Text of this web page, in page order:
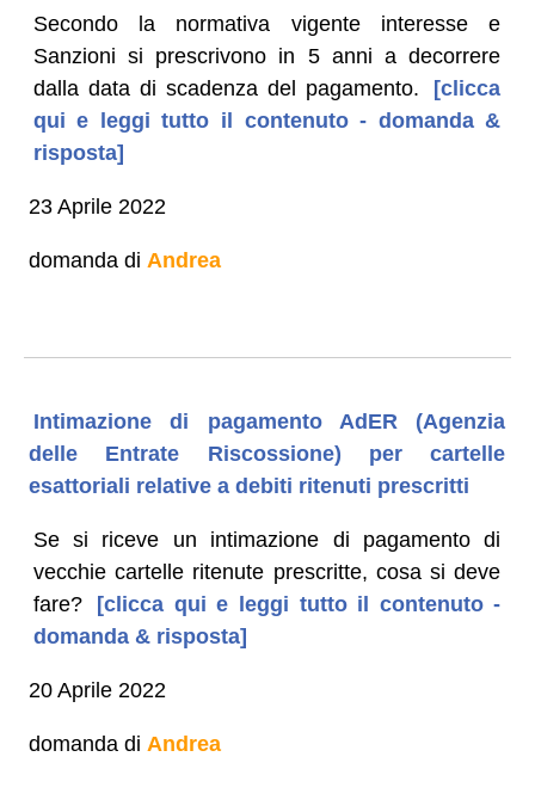
Secondo la normativa vigente interesse e
Sanzioni si prescrivono in 5 anni a decorrere
dalla data di scadenza del pagamento.
[clicca
qui e leggi tutto il contenuto - domanda &
risposta]
23 Aprile 2022
domanda di Andrea
Intimazione di pagamento AdER (Agenzia
delle Entrate Riscossione) per cartelle
esattoriali relative a debiti ritenuti prescritti
Se si riceve un intimazione di pagamento di
vecchie cartelle ritenute prescritte, cosa si deve
fare?
[clicca qui e leggi tutto il contenuto -
domanda & risposta]
20 Aprile 2022
domanda di Andrea